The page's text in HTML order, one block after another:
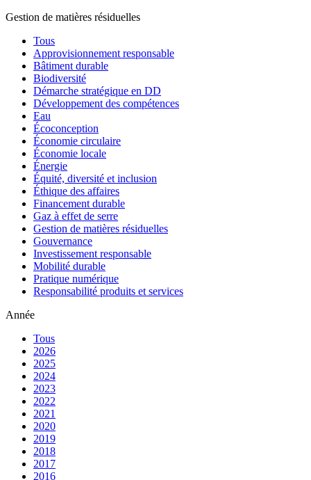
Gestion de matières résiduelles
Tous
Approvisionnement responsable
Bâtiment durable
Biodiversité
Démarche stratégique en DD
Développement des compétences
Eau
Écoconception
Économie circulaire
Économie locale
Énergie
Équité, diversité et inclusion
Éthique des affaires
Financement durable
Gaz à effet de serre
Gestion de matières résiduelles
Gouvernance
Investissement responsable
Mobilité durable
Pratique numérique
Responsabilité produits et services
Année
Tous
2026
2025
2024
2023
2022
2021
2020
2019
2018
2017
2016